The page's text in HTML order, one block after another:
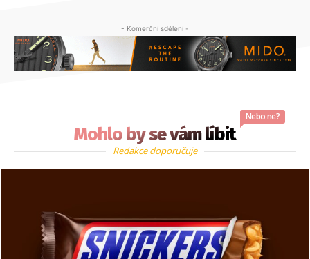
- Komerční sdělení -
Mohlo by se vám líbit
Nebo ne?
Redakce doporučuje